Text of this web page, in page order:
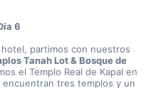
6
partimos con nuestros
Tanah Lot & Bosque de
el Templo Real de Kapal en
encuentran tres templos y un